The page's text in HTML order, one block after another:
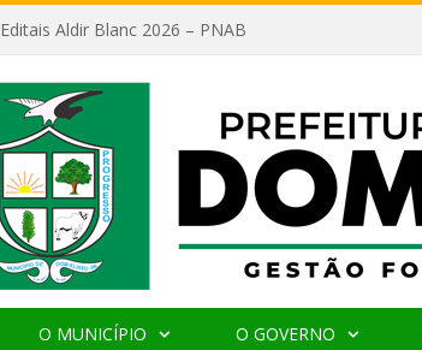
Editais Aldir Blanc 2026 – PNAB
O MUNICÍPIO O GOVERNO